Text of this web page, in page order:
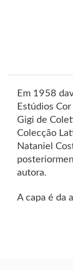
Em 1958
Estúdios
Gigi de
Colecção
Nataniel
autora.
A capa é da